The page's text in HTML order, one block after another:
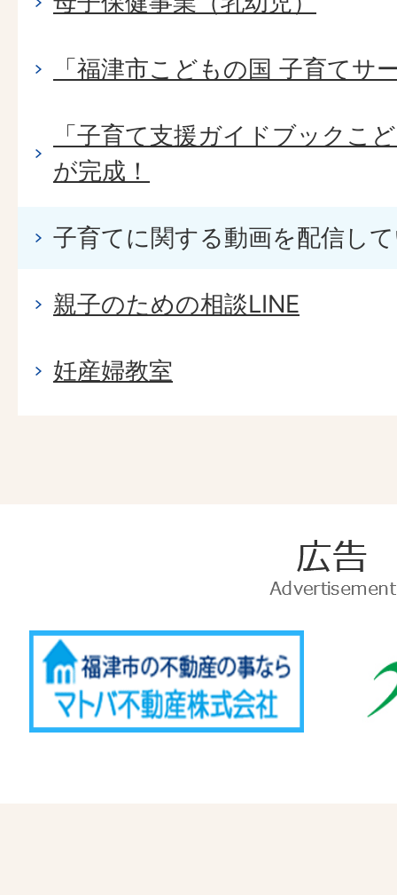
「福津市こどもの国 子育てサ
「子育て支援ガイドブックこ
が完成！
子育てに関する動画を配信し
親子のための相談LINE
妊産婦教室
告